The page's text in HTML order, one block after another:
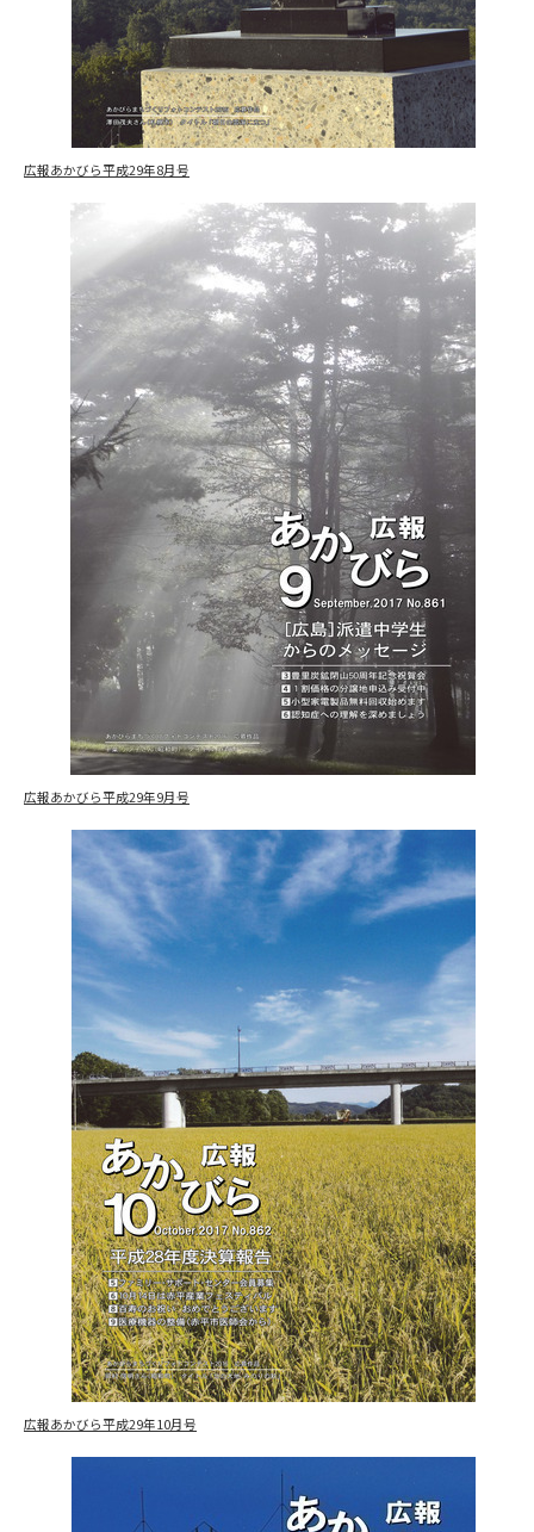
広報あかびら平成29年8月号
広報あかびら平成29年9月号
広報あかびら平成29年10月号